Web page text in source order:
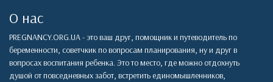
О нас
PREGNANCY.ORG.UA - это ваш друг, помощник и путеводитель по
беременности, советчкик по вопросам планирования, ну и друг в
вопросах воспитания ребенка. Это то место, где можно отдохнуть
душой от повседневных забот, встретить единомышленников,